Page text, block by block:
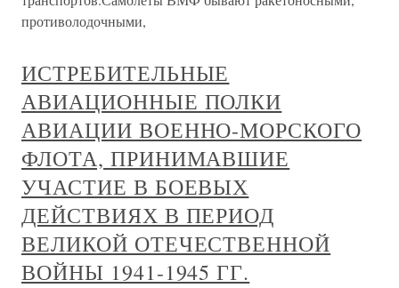
противолодочными,
ИСТРЕБИТЕЛЬНЫЕ
АВИАЦИОННЫЕ ПОЛКИ
АВИАЦИИ ВОЕННО-МОРСКОГО
ФЛОТА, ПРИНИМАВШИЕ
УЧАСТИЕ В БОЕВЫХ
ДЕЙСТВИЯХ В ПЕРИОД
ВЕЛИКОЙ ОТЕЧЕСТВЕННОЙ
ВОЙНЫ 1941-1945 ГГ.